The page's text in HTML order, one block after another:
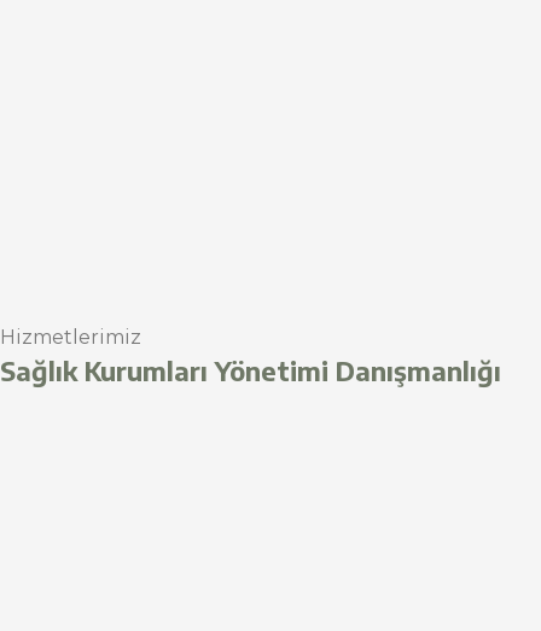
Hizmetlerimiz
Sağlık Kurumları Yönetimi Danışmanlığı